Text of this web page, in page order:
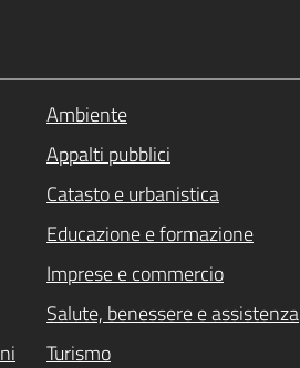
Ambiente
Appalti pubblici
Catasto e urbanistica
Educazione e formazione
Imprese e commercio
Salute, benessere e assistenza
Turismo